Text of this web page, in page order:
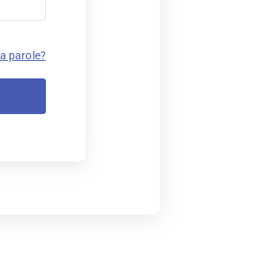
parole?